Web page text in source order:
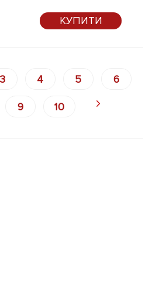
КУПИТИ
3 4 5 6
9 10